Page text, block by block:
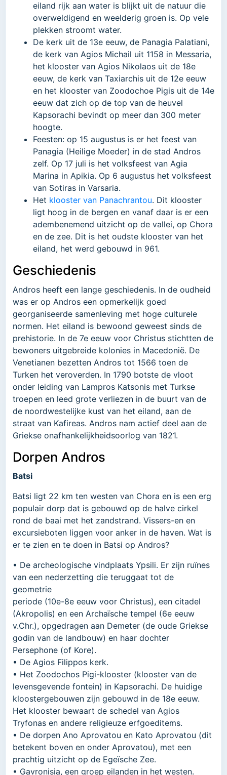
eiland rijk aan water is blijkt uit de natuur die
overweldigend en weelderig groen is. Op vele
plekken stroomt water.
De kerk uit de 13e eeuw, de Panagia Palatiani,
de kerk van Agios Michail uit 1158 in Messaria,
het klooster van Agios Nikolaos uit de 18e
eeuw, de kerk van Taxiarchis uit de 12e eeuw
en het klooster van Zoodochoe Pigis uit de 14e
eeuw dat zich op de top van de heuvel
Kapsorachi bevindt op meer dan 300 meter
hoogte.
Feesten: op 15 augustus is er het feest van
Panagia (Heilige Moeder) in de stad Andros
zelf. Op 17 juli is het volksfeest van Agia
Marina in Apikia. Op 6 augustus het volksfeest
van Sotiras in Varsaria.
Het klooster van Panachrantou. Dit klooster
ligt hoog in de bergen en vanaf daar is er een
adembenemend uitzicht op de vallei, op Chora
en de zee. Dit is het oudste klooster van het
eiland, het werd gebouwd in 961.
Geschiedenis
Andros heeft een lange geschiedenis. In de oudheid
was er op Andros een opmerkelijk goed
georganiseerde samenleving met hoge culturele
normen. Het eiland is bewoond geweest sinds de
prehistorie. In de 7e eeuw voor Christus stichtten de
bewoners uitgebreide kolonies in Macedonië. De
Venetianen bezetten Andros tot 1566 toen de
Turken het veroverden. In 1790 botste de vloot
onder leiding van Lampros Katsonis met Turkse
troepen en leed grote verliezen in de buurt van de
de noordwestelijke kust van het eiland, aan de
straat van Kafireas. Andros nam actief deel aan de
Griekse onafhankelijkheidsoorlog van 1821.
Dorpen Andros
Batsi
Batsi ligt 22 km ten westen van Chora en is een erg
populair dorp dat is gebouwd op de halve cirkel
rond de baai met het zandstrand. Vissers-en en
excursieboten liggen voor anker in de haven. Wat is
er te zien en te doen in Batsi op Andros?
• De archeologische vindplaats Ypsili. Er zijn ruïnes
van een nederzetting die teruggaat tot de
geometrie
periode (10e-8e eeuw voor Christus), een citadel
(Akropolis) en een Archaïsche tempel (6e eeuw
v.Chr.), opgedragen aan Demeter (de oude Griekse
godin van de landbouw) en haar dochter
Persephone (of Kore).
• De Agios Filippos kerk.
• Het Zoodochos Pigi-klooster (klooster van de
levensgevende fontein) in Kapsorachi. De huidige
kloostergebouwen zijn gebouwd in de 18e eeuw.
Het klooster bewaart de schedel van Agios
Tryfonas en andere religieuze erfgoeditems.
• De dorpen Ano Aprovatou en Kato Aprovatou (dit
betekent boven en onder Aprovatou), met een
prachtig uitzicht op de Egeïsche Zee.
• Gavronisia, een groep eilanden in het westen.